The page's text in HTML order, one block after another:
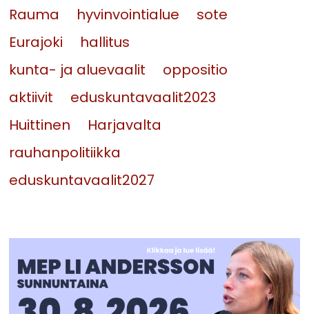
Rauma
hyvinvointialue
sote
Eurajoki
hallitus
kunta- ja aluevaalit
oppositio
aktiivit
eduskuntavaalit2023
Huittinen
Harjavalta
rauhanpolitiikka
eduskuntavaalit2027